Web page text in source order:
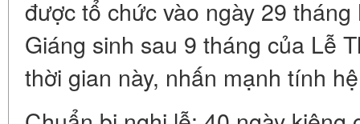
được tổ chức vào ngày 29
Giáng sinh sau 9 tháng của Lễ
thời gian này, nhấn mạnh tính